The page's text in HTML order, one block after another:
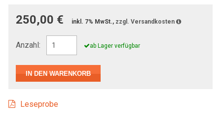
250,00 € inkl. 7% MwSt., zzgl. Versandkosten
Anzahl: ab Lager verfügbar
Leseprobe